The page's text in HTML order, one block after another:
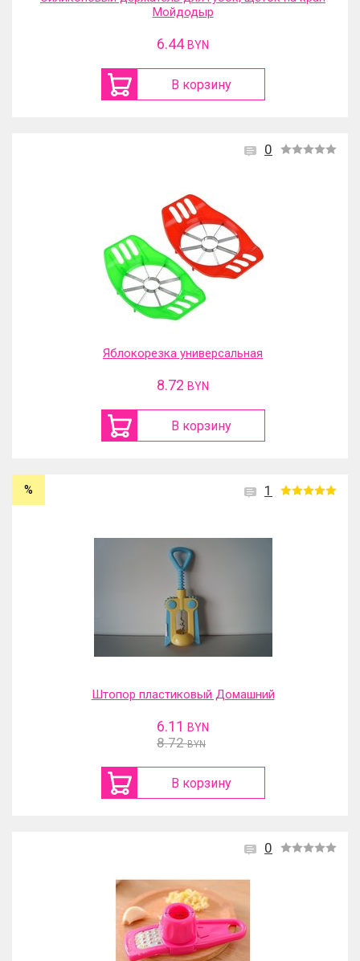
Мойдодыр
6.44 BYN
В корзину
0
Яблокорезка универсальная
8.72 BYN
В корзину
1
%
Штопор пластиковый Домашний
6.11 BYN
8.72 BYN
В корзину
0